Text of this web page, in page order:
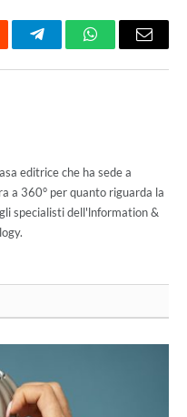
TelegramWhatsAppEmail
editrice che ha sede a
a 360° per quanto riguarda la
specialisti dell'lnformation &